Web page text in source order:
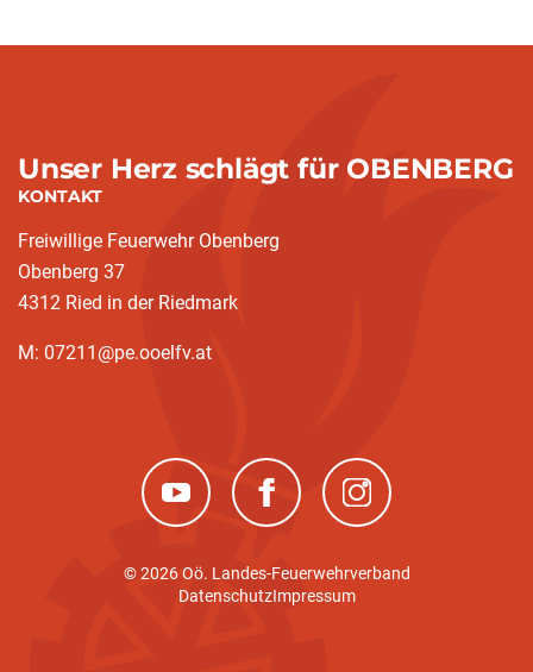
Unser Herz schlägt für OBENBERG
KONTAKT
Freiwillige Feuerwehr Obenberg
Obenberg 37
4312 Ried in der Riedmark
M: 07211@pe.ooelfv.at
(neues Fenster)(neues Fenster)(neues Fenster)
© 2026 Oö. Landes-Feuerwehrverband
DatenschutzImpressum